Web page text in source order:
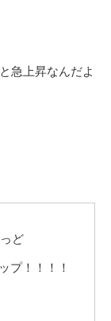
急上昇なんだよ
ど
プ！！！！